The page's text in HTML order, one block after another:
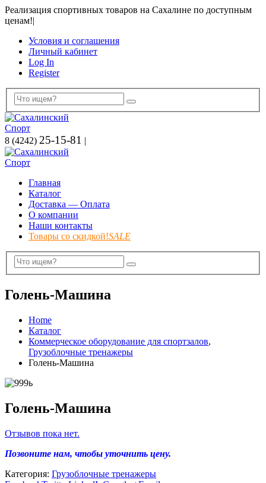
Реализация спортивных товаров на Сахалине по доступным
ценам!|
Условия и соглашения
Личный кабинет
Log In
Register
8 (4242) 25-15-81 |
Главная
Каталог
Доставка — Оплата
О компании
Наши контакты
Товары со скидкой!SALE
Голень-Машина
Home
Каталог
Коммерческое оборудование для спортзалов,
Грузоблочные тренажеры
Голень-Машина
Голень-Машина
Отзывов пока нет.
Позвоните нам, чтобы уточнить цену.
Категория: Грузоблочные тренажеры